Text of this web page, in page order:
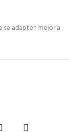
se adapten mejor a